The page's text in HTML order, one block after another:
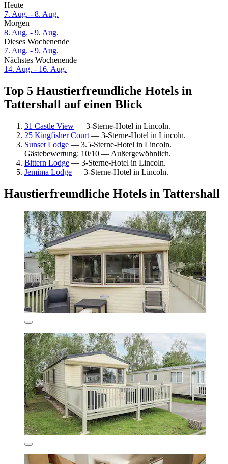
Heute
7. Aug. - 8. Aug.
Morgen
8. Aug. - 9. Aug.
Dieses Wochenende
7. Aug. - 9. Aug.
Nächstes Wochenende
14. Aug. - 16. Aug.
Top 5 Haustierfreundliche Hotels in
Tattershall auf einen Blick
31 Castle View — 3-Sterne-Hotel in Lincoln.
25 Kingfisher Court — 3-Sterne-Hotel in Lincoln.
Sunset Lodge — 3.5-Sterne-Hotel in Lincoln.
Gästebewertung: 10/10 — Außergewöhnlich.
Bittern Lodge — 3-Sterne-Hotel in Lincoln.
Jemima Lodge — 3-Sterne-Hotel in Lincoln.
Haustierfreundliche Hotels in Tattershall